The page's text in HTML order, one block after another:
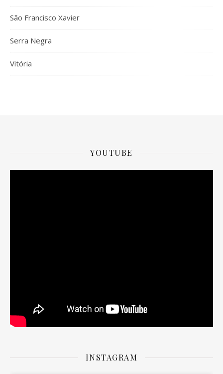
São Francisco Xavier
Serra Negra
Vitória
YOUTUBE
INSTAGRAM